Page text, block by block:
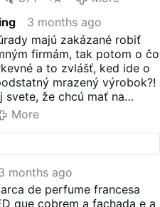
luminosi sulla
e sull’abside della
Basilica». Il gruppo
si chiede se sia
ricorrere a
tanto appariscenti
hanno a che fare
e il luogo
Dal volto di Sinner che
testimonial ad una
di caffè, piuttosto che
modello di uno
fino a un
historickej baziliky.
počas
sa začali koncom roka
vtedy uviedli, že
pokryť náklady na
3 months ago
majú zakázané robiť
firmám, tak potom o čo
a to zvlášť, ked ide o
mrazený výrobok?!
svete, že chcú mať na
aj Bistro.
More
months ago
de perfume francesa
que cobrem a fachada e a